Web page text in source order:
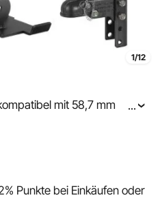
1/12
mit 58,7 mm
mit 3
...
Punkte bei Einkäufen oder